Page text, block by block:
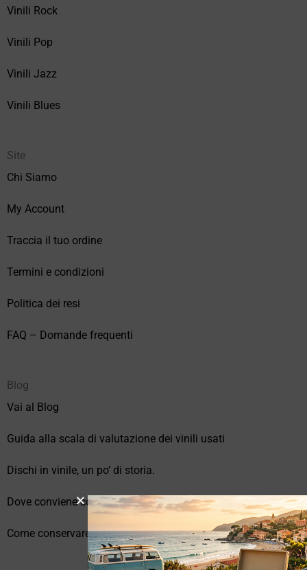
Vinili Rock
Vinili Pop
Vinili Jazz
Vinili Blues
Site
Chi Siamo
My Account
Traccia il tuo ordine
Termini e condizioni
Politica dei resi
FAQ – Domande frequenti
Blog
Vai al Blog
Guida alla scala di valutazione dei vinili usati
Dischi in vinile, un po’ di storia.
Dove conviene comprare vinili online?
Come conservare correttamente i vinili usati